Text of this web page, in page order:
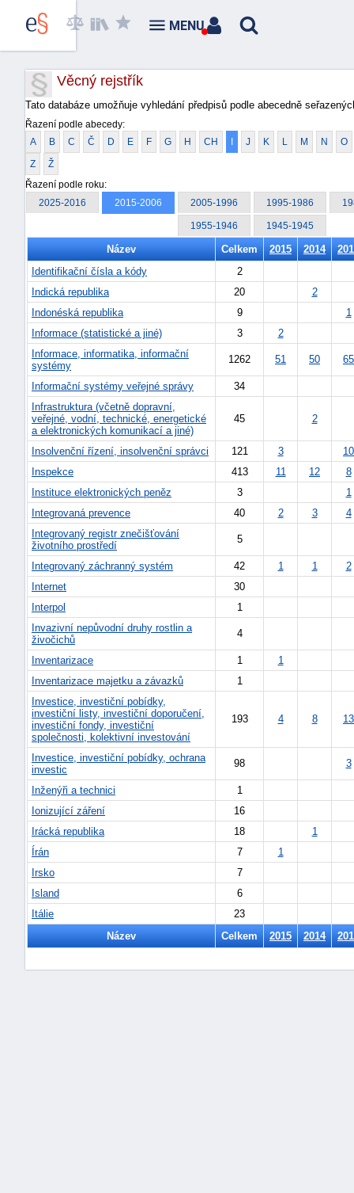
Věcný rejstřík
Tato databáze umožňuje vyhledání předpisů podle abecedně
Řazení podle abecedy:
A B C Č D E F G H CH I J K L M N O
Z Ž
Řazení podle roku:
2025-2016 2015-2006 2005-1996 1995-1986
1955-1946 1945-1945
Název Celkem 2015 2014
Identifikační čísla a kódy
2
Indická republika
20
2
Indonéská republika
9
1
Informace (statistické a jiné)
3
2
Informace, informatika, informační
systémy
1262 51 50 65
Informační systémy veřejné správy
34
Infrastruktura (včetně dopravní,
veřejné, vodní, technické, energetické
a elektronických komunikací a jiné)
45 2
Insolvenční řízení, insolvenční správci 121 3
10
Inspekce
413 11 12
8
Instituce elektronických peněz
3
1
Integrovaná prevence
40 2 3
4
Integrovaný registr znečišťování
životního prostředí
5
Integrovaný záchranný systém 42 1 1
2
Internet
30
Interpol
1
Invazivní nepůvodní druhy rostlin a
živočichů
4
Inventarizace 1
1
Inventarizace majetku a závazků
1
Investice, investiční pobídky,
investiční listy, investiční doporučení,
investiční fondy, investiční
společnosti, kolektivní investování
193 4 8 13
Investice, investiční pobídky, ochrana
investic
98 3
Inženýři a technici
1
Ionizující záření
16
Irácká republika
18
1
Írán
7
1
Irsko
7
Island
6
Itálie
23
Název
Celkem 2015 2014
MENU
náhrady
škody